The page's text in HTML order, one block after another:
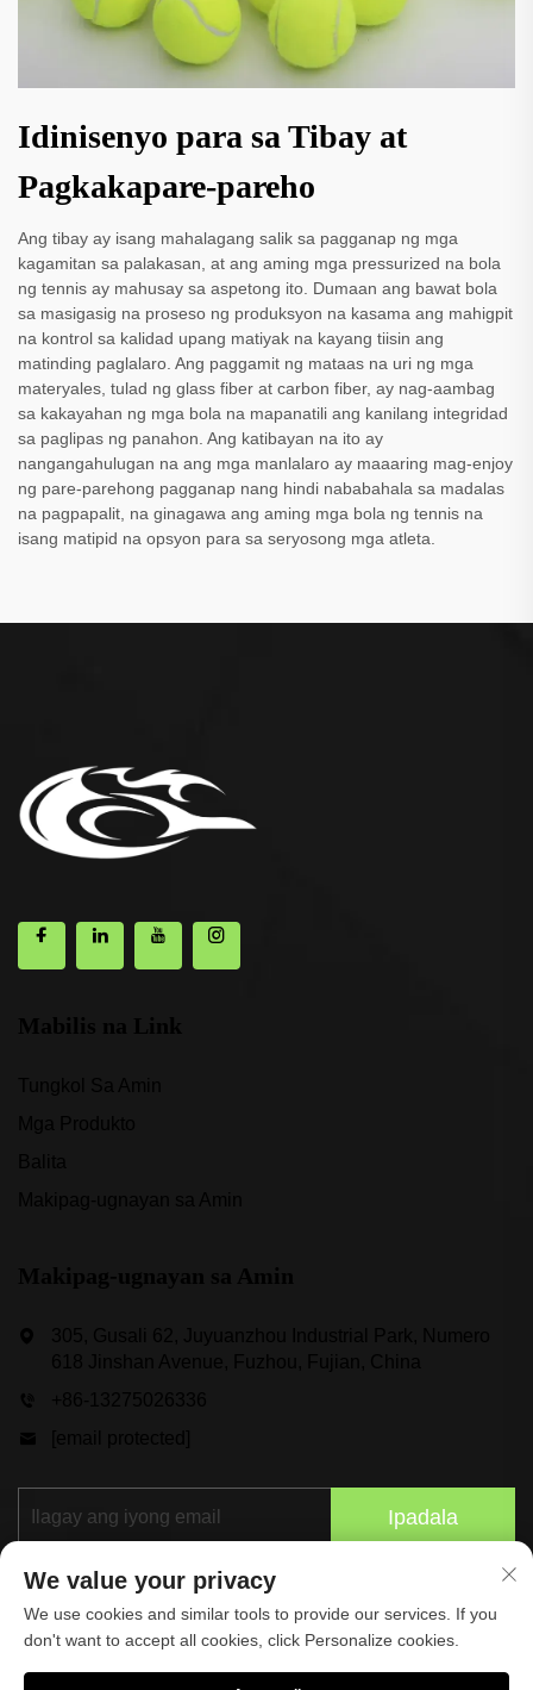
Idinisenyo para sa Tibay at
Pagkakapare-pareho
Ang tibay ay isang mahalagang salik sa pagganap ng mga
kagamitan sa palakasan, at ang aming mga pressurized na bola
ng tennis ay mahusay sa aspetong ito. Dumaan ang bawat bola
sa masigasig na proseso ng produksyon na kasama ang mahigpit
na kontrol sa kalidad upang matiyak na kayang tiisin ang
matinding paglalaro. Ang paggamit ng mataas na uri ng mga
materyales, tulad ng glass fiber at carbon fiber, ay nag-aambag
sa kakayahan ng mga bola na mapanatili ang kanilang integridad
sa paglipas ng panahon. Ang katibayan na ito ay
nangangahulugan na ang mga manlalaro ay maaaring mag-enjoy
ng pare-parehong pagganap nang hindi nababahala sa madalas
na pagpapalit, na ginagawa ang aming mga bola ng tennis na
isang matipid na opsyon para sa seryosong mga atleta.
Ipadala
We value your privacy
We use cookies and similar tools to provide our services. If you
don't want to accept all cookies, click Personalize cookies.